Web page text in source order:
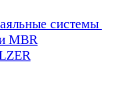
системы
MBR